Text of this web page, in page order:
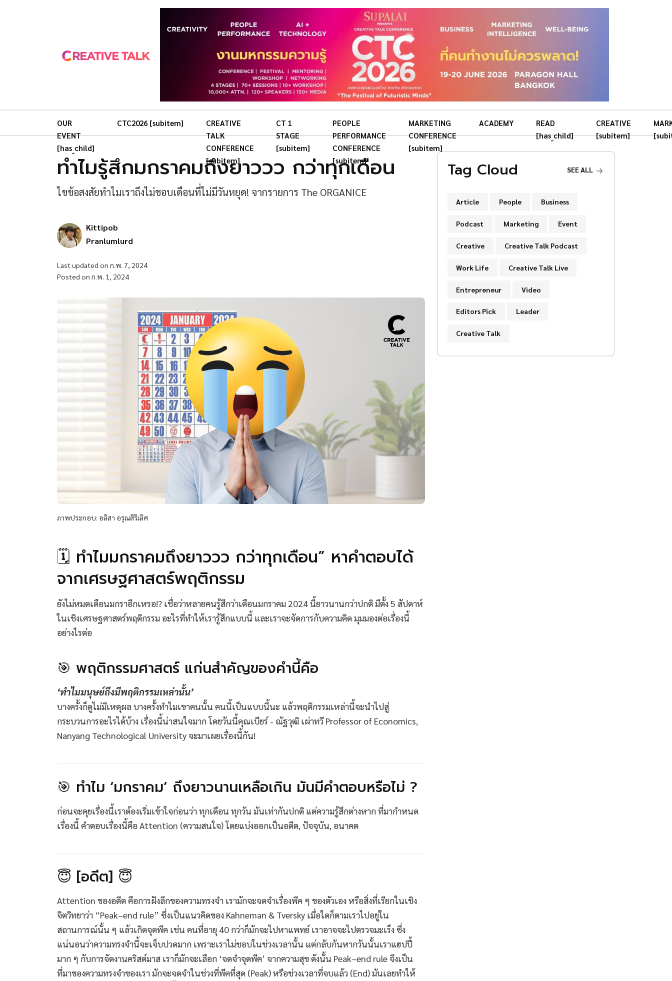
OUR
EVENT
[has_child]
CTC2026 [subitem]
CREATIVE
TALK
CONFERENCE
[subitem]
CT 1
STAGE
[subitem]
PEOPLE
PERFORMANCE
CONFERENCE
[subitem]
MARKETING
CONFERENCE
[subitem]
ACADEMY
READ
[has_child]
CREATIVE
[subitem]
ทำไมรู้สึกมกราคมถึงยาววว กว่าทุกเดือน
ไขข้อสงสัยทำไมเราถึงไม่ชอบเดือนที่ไม่มีวันหยุด! จากรายการ The ORGANICE
Kittipob
Pranlumlurd
Last updated on ก.พ. 7, 2024
Posted on ก.พ. 1, 2024
ภาพประกอบ: อลิสา อรุณสิริเลิศ
🗓️ ทำไมมกราคมถึงยาววว กว่าทุกเดือน” หาคำตอบได้
จากเศรษฐศาสตร์พฤติกรรม
ยังไม่หมดเดือนมกราอีกเหรอ!? เชื่อว่าหลายคนรู้สึกว่าเดือนมกราคม 2024 นี้ยาวนานกว่าปกติ มีตั้ง 5 สัปดาห์
ในเชิงเศรษฐศาสตร์พฤติกรรม อะไรที่ทำให้เรารู้สึกแบบนี้ และเราจะจัดการกับความคิด มุมมองต่อเรื่องนี้
อย่างไรต่อ
🎯 พฤติกรรมศาสตร์ แก่นสำคัญของคำนี้คือ
‘ทำไมมนุษย์ถึงมีพฤติกรรมเหล่านั้น’
บางครั้งก็ดูไม่มีเหตุผล บางครั้งทำไมเขาคนนั้น คนนี้เป็นแบบนี้นะ แล้วพฤติกรรมเหล่านี้จะนำไปสู่
กระบวนการอะไรได้บ้าง เรื่องนี้น่าสนใจมาก โดยวันนี้คุณเบียร์ - ณัฐวุฒิ เผ่าทวี Professor of Economics,
Nanyang Technological University จะมาเผยเรื่องนี้กัน!
🎯 ทำไม ‘มกราคม’ ถึงยาวนานเหลือเกิน มันมีคำตอบหรือไม่ ?
ก่อนจะคุยเรื่องนี้เราต้องเริ่มเข้าใจก่อนว่า ทุกเดือน ทุกวัน มันเท่ากันปกติ แต่ความรู้สึกต่างหาก ที่มากำหนด
เรื่องนี้ คำตอบเรื่องนี้คือ Attention (ความสนใจ) โดยแบ่งออกเป็นอดีต, ปัจจุบัน, อนาคต
😇 [อดีต] 😇
Attention ของอดีต คือการฝังลึกของความทรงจำ เรามักจะจดจำเรื่องพีค ๆ ของตัวเอง หรือสิ่งที่เรียกในเชิง
จิตวิทยาว่า “Peak–end rule” ซึ่งเป็นแนวคิดของ Kahneman & Tversky เมื่อใดก็ตามเราไปอยู่ใน
สถานการณ์นั้น ๆ แล้วเกิดจุดพีค เช่น คนที่อายุ 40 กว่าก็มักจะไปหาแพทย์ เราอาจจะไปตรวจมะเร็ง ซึ่ง
แน่นอนว่าความทรงจำนี้จะเจ็บปวดมาก เพราะเราไม่ชอบในช่วงเวลานั้น แต่กลับกันหากวันนั้นเราแฮปปี้
มาก ๆ กับการจัดงานคริสต์มาส เราก็มักจะเลือก ‘จดจำจุดพีค’ จากความสุข ดังนั้น Peak–end rule จึงเป็น
ที่มาของความทรงจำของเรา มักจะจดจำในช่วงที่พีคที่สุด (Peak) หรือช่วงเวลาที่จบแล้ว (End) มันเลยทำให้
Tag Cloud SEE ALL
Article People Business
Podcast Marketing Event
Creative Creative Talk Podcast
Work Life Creative Talk Live
Entrepreneur Video
Editors Pick Leader
Creative Talk